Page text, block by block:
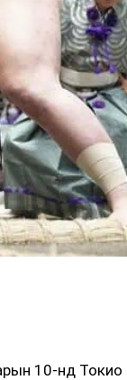
10-нд Токио